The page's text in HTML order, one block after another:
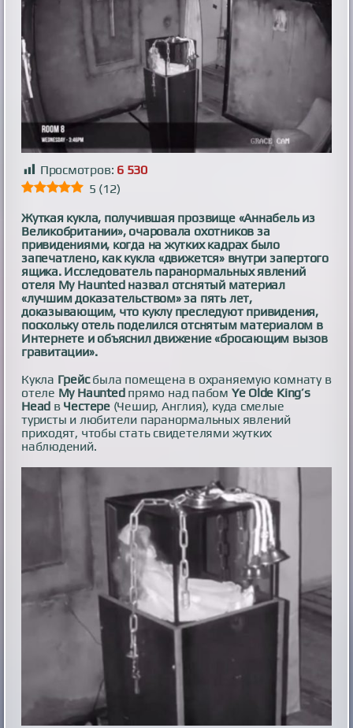
Просмотров: 6 530
5 (12)
Жуткая кукла, получившая прозвище «Аннабель из
Великобритании», очаровала охотников за
привидениями, когда на жутких кадрах было
запечатлено, как кукла «движется» внутри запертого
ящика. Исследователь паранормальных явлений
отеля My Haunted назвал отснятый материал
«лучшим доказательством» за пять лет,
доказывающим, что куклу преследуют привидения,
поскольку отель поделился отснятым материалом в
Интернете и объяснил движение «бросающим вызов
гравитации».
Кукла Грейсбыла помещена в охраняемую комнату в
отеле My Hauntedпрямо над пабом Ye Olde King’s
Head в Честере(Чешир, Англия), куда смелые
туристы и любители паранормальных явлений
приходят, чтобы стать свидетелями жутких
наблюдений.